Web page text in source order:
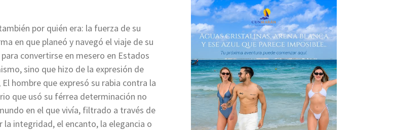
por quién era: la fuerza de su
en que planeó y navegó el viaje de su
convertirse en mesero en Estados
sino que hizo de la expresión de
hombre que expresó su rabia contra la
que usó su férrea determinación no
en el que vivía, filtrado a través de
integridad, el encanto, la elegancia o